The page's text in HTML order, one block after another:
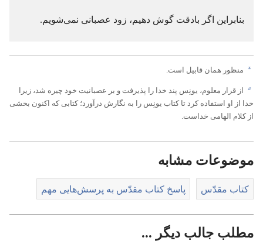
بنابراین اگر بادقت گوش دهیم،‏ زود عصبانی نمی‌شویم.‏
a منظور همان قابیل است.‏
b
از قرار معلوم،‏ یونِس پند خدا را پذیرفت و بر عصبانیت خود چیره شد،‏ زیرا
خدا از او استفاده کرد تا کتاب یونِس را به نگارش درآورد؛‏ کتابی که اکنون بخشی
از کلام الهامی خداست.‏
موضوعات مشابه
کتاب مقدّس پاسخ کتاب مقدّس به پرسش‌هایی مهم
مطلب جالب دیگر ...